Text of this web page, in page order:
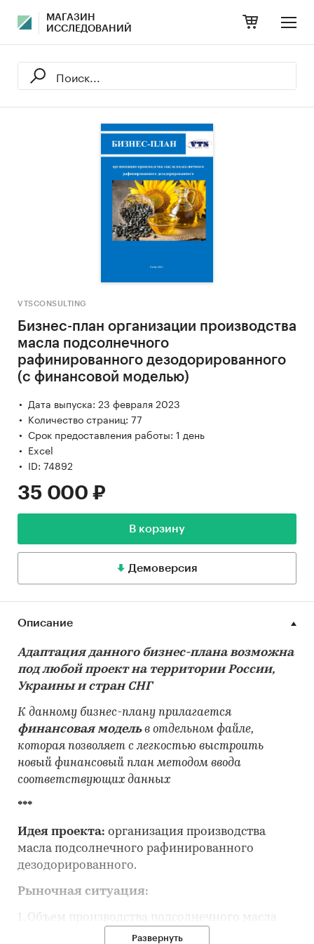
МАГАЗИН
ИССЛЕДОВАНИЙ
VTSCONSULTING
Бизнес-план организации производства
масла подсолнечного
рафинированного дезодорированного
(с финансовой моделью)
Дата выпуска: 23 февраля 2023
Количество страниц: 77
Срок предоставления работы: 1 день
Excel
ID: 74892
35 000 ₽
В корзину
Демоверсия
Описание
Адаптация данного бизнес-плана возможна
под любой проект на территории России,
Украины и стран СНГ
К данному бизнес-плану прилагается
финансовая модельв отдельном файле,
которая позволяет с легкостью выстроить
новый финансовый план методом ввода
соответствующих данных
***
Идея проекта: организация производства
масла подсолнечного рафинированного
дезодорированного.
Рыночная ситуация:
1. Объем производства подсолнечного масла
для пищевого потребления в России в период с
Развернуть